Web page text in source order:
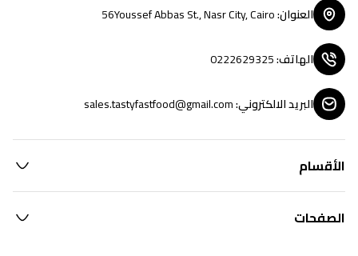
العنوان:
56Youssef Abbas St., Nasr City, Cairo
الهاتف:
0222629325
البريد الالكتروني:
sales.tastyfastfood@gmail.com
الأقسام
الصفحات